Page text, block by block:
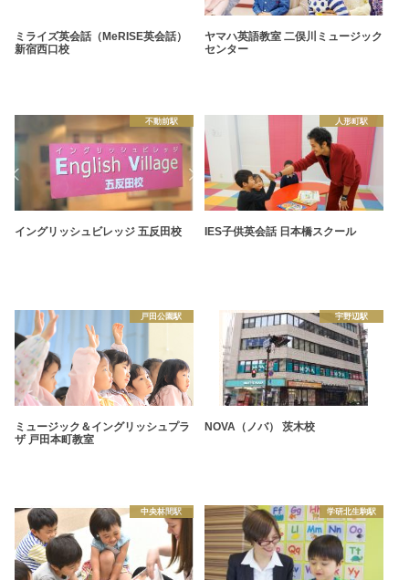
ミライズ英会話（MeRISE英会話）
新宿西口校
ヤマハ英語教室 二俣川ミュージック
センター
不動前駅
イングリッシュビレッジ 五反田校
人形町駅
IES子供英会話 日本橋スクール
戸田公園駅
ミュージック＆イングリッシュプラ
ザ 戸田本町教室
宇野辺駅
NOVA（ノバ） 茨木校
中央林間駅 学研北生駒駅